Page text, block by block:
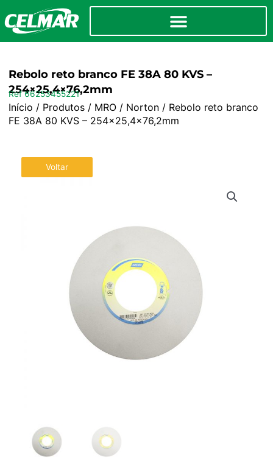
Rebolo reto branco FE 38A 80 KVS –
254×25,4×76,2mm
Ref 66253455221
Início / Produtos/ MRO/ Norton/ Rebolo reto branco
FE 38A 80 KVS – 254×25,4×76,2mm
Voltar